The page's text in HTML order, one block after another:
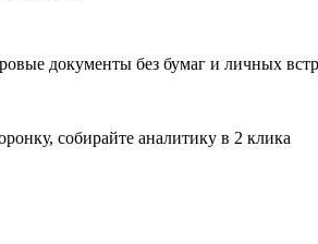
документы без бумаг и личных
собирайте аналитику в 2 клика